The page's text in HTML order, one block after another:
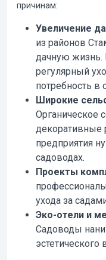
причинам:
Увеличение
из районов
дачную жизнь.
регулярный
потребность в
Широкие
Органическое
декоративные
предприятия
садоводах.
Проекты
ухода за
Эко-отели и
Садоводы
эстетического